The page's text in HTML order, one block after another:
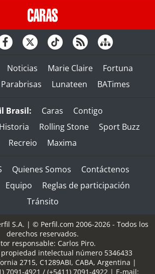
Noticias Marie Claire
Fortuna
Parabrisas Lunateen BATimes
Brasil: Caras
Contigo
Rolling Stone
Sport Buzz
Recreio
Maxima
Quienes Somos
Contáctenos
Equipo
Reglas de participación
Tránsito
S.A. | © Perfil.com 2006-2026 - Todos los
derechos reservados.
responsable: Carlos Piro.
intelectual número 5346433
2715, C1289ABI, CABA, Argentina |
7091-4921 / (+5411) 7091-4922 | E-mail: